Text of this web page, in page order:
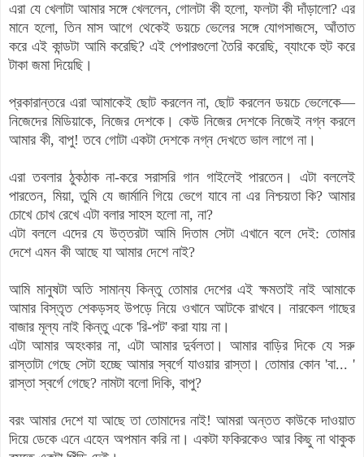
এরা যে খেলাটা আমার সঙ্গে খেললেন, গোলটা কী হলো, ফলটা কী দাঁড়ালো? এর
মানে হলো, তিন মাস আগে থেকেই ডয়চে ভেলের সঙ্গে যোগসাজসে, আঁতাত
করে এই কান্ডটা আমি করেছি? এই পেপারগুলো তৈরি করেছি, ব্যাংকে হুট করে
টাকা জমা দিয়েছি।
প্রকারান্তরে এরা আমাকেই ছোট করলেন না, ছোট করলেন ডয়চে ভেলেকে—
নিজেদের মিডিয়াকে, নিজের দেশকে। কেউ নিজের দেশকে নিজেই নগ্ন করলে
আমার কী, বাপু! তবে গোটা একটা দেশকে নগ্ন দেখতে ভাল লাগে না।
এরা তবলার ঠুকঠাক না-করে সরাসরি গান গাইলেই পারতেন। এটা বললেই
পারতেন, মিয়া, তুমি যে জার্মানি গিয়ে ভেগে যাবে না এর নিশ্চয়তা কি? আমার
চোখে চোখ রেখে এটা বলার সাহস হলো না, না?
এটা বললে এদের যে উত্তরটা আমি দিতাম সেটা এখানে বলে দেই: তোমার
দেশে এমন কী আছে যা আমার দেশে নাই?
আমি মানুষটা অতি সামান্য কিন্তু তোমার দেশের এই ক্ষমতাই নাই আমাকে
আমার বিস্তৃত শেকড়সহ উপড়ে নিয়ে ওখানে আটকে রাখবে। নারকেল গাছের
বাজার মূল্য নাই কিন্তু একে 'রি-পট' করা যায় না।
এটা আমার অহংকার না, এটা আমার দুর্বলতা। আমার বাড়ির দিকে যে সরু
রাস্তাটা গেছে সেটা হচ্ছে আমার স্বর্গে যাওয়ার রাস্তা। তোমার কোন 'বা... '
রাস্তা স্বর্গে গেছে? নামটা বলো দিকি, বাপু?
বরং আমার দেশে যা আছে তা তোমাদের নাই! আমরা অন্তত কাউকে দাওয়াত
দিয়ে ডেকে এনে এহেন অপমান করি না। একটা ফকিরকেও আর কিছু না থাকুক